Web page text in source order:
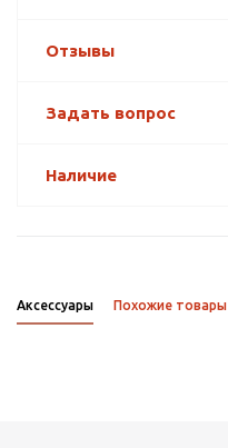
Отзывы
Задать вопрос
Наличие
Аксессуары Похожие товары